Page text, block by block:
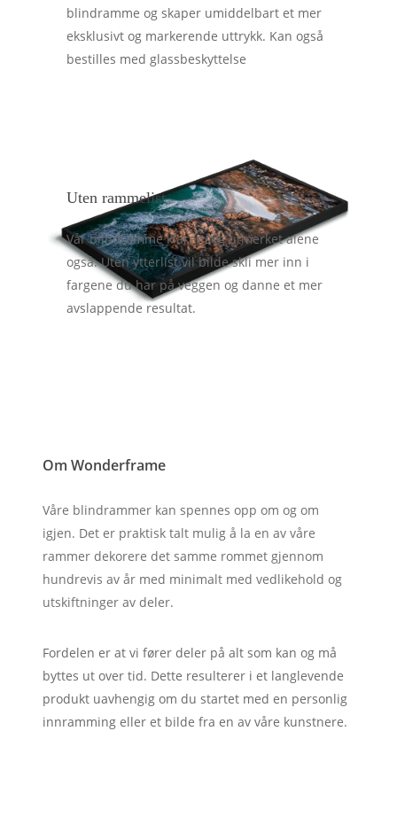
blindramme og skaper umiddelbart et mer
eksklusivt og markerende uttrykk. Kan også
bestilles med glassbeskyttelse
Uten rammelist
Vår blindramme klarer seg utmerket alene
også. Uten ytterlist vil bilde skli mer inn i
fargene du har på veggen og danne et mer
avslappende resultat.
Om Wonderframe
Våre blindrammer kan spennes opp om og om
igjen. Det er praktisk talt mulig å la en av våre
rammer dekorere det samme rommet gjennom
hundrevis av år med minimalt med vedlikehold og
utskiftninger av deler.
Fordelen er at vi fører deler på alt som kan og må
byttes ut over tid. Dette resulterer i et langlevende
produkt uavhengig om du startet med en personlig
innramming eller et bilde fra en av våre kunstnere.